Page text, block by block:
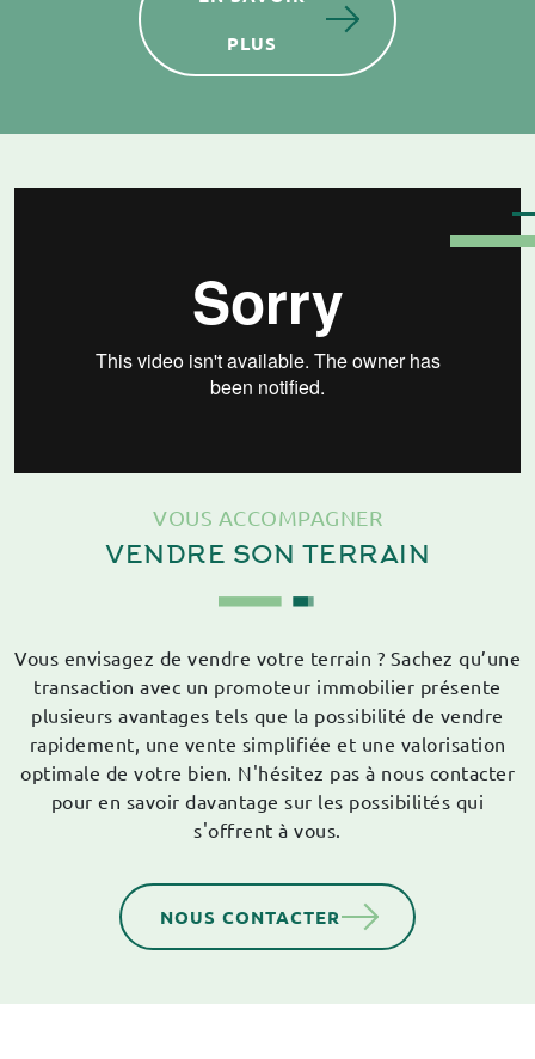
PLUS
VOUS ACCOMPAGNER
VENDRE SON TERRAIN
Vous envisagez de vendre votre terrain ? Sachez qu’une
transaction avec un promoteur immobilier présente
plusieurs avantages tels que la possibilité de vendre
rapidement, une vente simplifiée et une valorisation
optimale de votre bien. N'hésitez pas à nous contacter
pour en savoir davantage sur les possibilités qui
s'offrent à vous.
NOUS CONTACTER